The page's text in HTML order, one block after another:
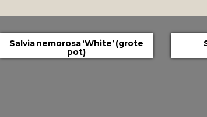
Salvia nemorosa ‘White’ (grote
pot)